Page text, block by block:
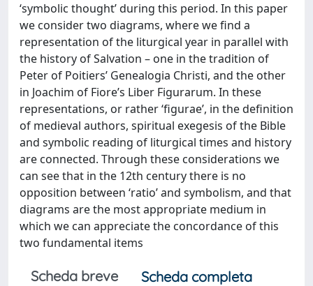
‘symbolic thought’ during this period. In this paper
we consider two diagrams, where we find a
representation of the liturgical year in parallel with
the history of Salvation – one in the tradition of
Peter of Poitiers’ Genealogia Christi, and the other
in Joachim of Fiore’s Liber Figurarum. In these
representations, or rather ‘figurae’, in the definition
of medieval authors, spiritual exegesis of the Bible
and symbolic reading of liturgical times and history
are connected. Through these considerations we
can see that in the 12th century there is no
opposition between ‘ratio’ and symbolism, and that
diagrams are the most appropriate medium in
which we can appreciate the concordance of this
two fundamental items
Scheda breve
Scheda completa